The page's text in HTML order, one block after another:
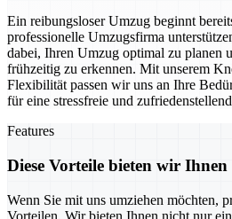
Ein reibungsloser Umzug beginnt
professionelle Umzugsfirma
dabei, Ihren Umzug optimal zu planen
frühzeitig zu erkennen. Mit unserem
Flexibilität passen wir uns an Ihre
für eine stressfreie und
Features
Diese Vorteile bieten wir Ihnen
Wenn Sie mit uns umziehen möchten,
Vorteilen. Wir bieten Ihnen nicht nur